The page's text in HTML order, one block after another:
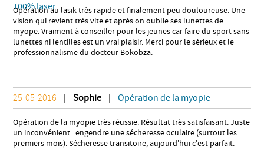
100% laser
Opération au lasik très rapide et finalement peu douloureuse. Une
vision qui revient très vite et après on oublie ses lunettes de
myope. Vraiment à conseiller pour les jeunes car faire du sport sans
lunettes ni lentilles est un vrai plaisir. Merci pour le sérieux et le
professionnalisme du docteur Bokobza.
25-05-2016 |Sophie |Opération de la myopie
Opération de la myopie très réussie. Résultat très satisfaisant. Juste
un inconvénient : engendre une sécheresse oculaire (surtout les
premiers mois). Sécheresse transitoire, aujourd'hui c'est parfait.